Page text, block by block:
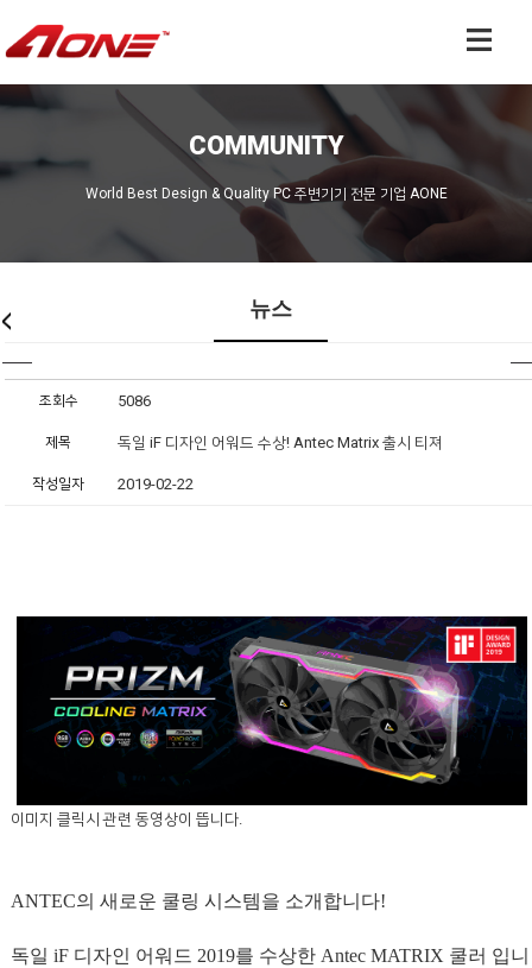
COMMUNITY
World Best Design & Quality PC 주변기기 전문 기업 AONE
뉴스
조회수 5086
제목 독일 iF 디자인 어워드 수상! Antec Matrix 출시 티져
작성일자 2019-02-22
이미지 클릭시 관련 동영상이 뜹니다.
ANTEC의 새로운 쿨링 시스템을 소개합니다!
독일 iF 디자인 어워드 2019를 수상한 Antec MATRIX 쿨러 입니